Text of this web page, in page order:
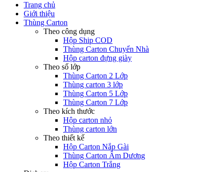
Trang chủ
Giới thiệu
Thùng Carton
Theo công dụng
Hộp Ship COD
Thùng Carton Chuyển Nhà
Hộp carton đựng giày
Theo số lớp
Thùng Carton 2 Lớp
Thùng carton 3 lớp
Thùng Carton 5 Lớp
Thùng Carton 7 Lớp
Theo kích thước
Hộp carton nhỏ
Thùng carton lớn
Theo thiết kế
Hộp Carton Nắp Gài
Thùng Carton Âm Dương
Hộp Carton Trắng